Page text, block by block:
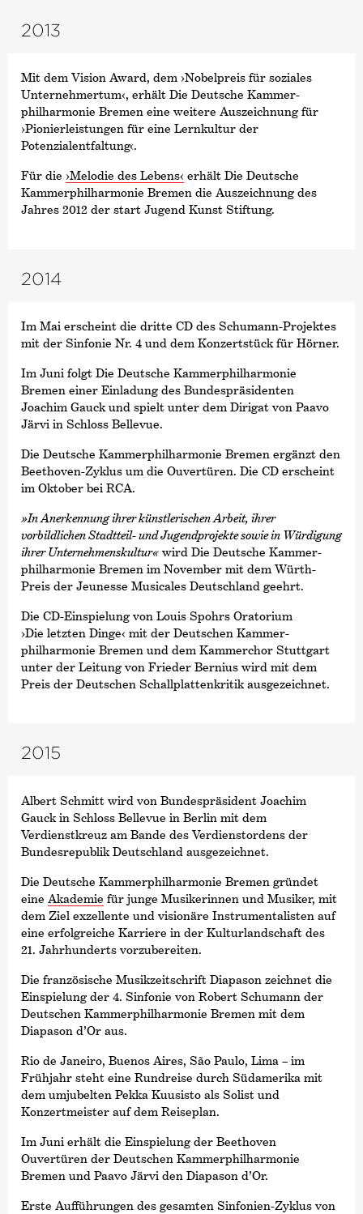
2013
Mit dem Vision Award, dem ›Nobelpreis für soziales
Unternehmertum‹, erhält Die Deutsche Kammer­
philharmonie Bremen eine weitere Auszeichnung für
›Pionierleistungen für eine Lernkultur der
Potenzialentfaltung‹.
Für die ›Melodie des Lebens‹ erhält Die Deutsche
Kammer­philharmonie Bremen die Auszeichnung des
Jahres 2012 der start Jugend Kunst Stiftung.
2014
Im Mai erscheint die dritte CD des Schumann-Projektes
mit der Sinfonie Nr. 4 und dem Konzertstück für Hörner.
Im Juni folgt Die Deutsche Kammer­philharmonie
Bremen einer Einladung des Bundespräsidenten
Joachim Gauck und spielt unter dem Dirigat von Paavo
Järvi in Schloss Bellevue.
Die Deutsche Kammer­philharmonie Bremen ergänzt den
Beethoven-Zyklus um die Ouvertüren. Die CD erscheint
im Oktober bei RCA.
»In Anerkennung ihrer künstlerischen Arbeit, ihrer
vorbildlichen Stadtteil- und Jugendprojekte sowie in Würdigung
ihrer Unternehmenskultur« wird Die Deutsche Kammer­
philharmonie Bremen im November mit dem Würth-
Preis der Jeunesse Musicales Deutschland geehrt.
Die CD-Einspielung von Louis Spohrs Oratorium
›Die letzten Dinge‹ mit der Deutschen Kammer­
philharmonie Bremen und dem Kammerchor Stuttgart
unter der Leitung von Frieder Bernius wird mit dem
Preis der Deutschen Schallplattenkritik ausgezeichnet.
2015
Albert Schmitt wird von Bundespräsident Joachim
Gauck in Schloss Bellevue in Berlin mit dem
Verdienstkreuz am Bande des Verdienstordens der
Bundesrepublik Deutschland ausgezeichnet.
Die Deutsche Kammer­philharmonie Bremen gründet
eine Akademie für junge Musikerinnen und Musiker, mit
dem Ziel exzellente und visionäre Instrumentalisten auf
eine erfolgreiche Karriere in der Kulturlandschaft des
21. Jahrhunderts vorzubereiten.
Die französische Musikzeitschrift Diapason zeichnet die
Einspielung der 4. Sinfonie von Robert Schumann der
Deutschen Kammer­philharmonie Bremen mit dem
Diapason d’Or aus.
Rio de Janeiro, Buenos Aires, São Paulo, Lima – im
Frühjahr steht eine Rundreise durch Südamerika mit
dem umjubelten Pekka Kuusisto als Solist und
Konzertmeister auf dem Reiseplan.
Im Juni erhält die Einspielung der Beethoven
Ouvertüren der Deutschen Kammer­philharmonie
Bremen und Paavo Järvi den Diapason d’Or.
Erste Aufführungen des gesamten Sinfonien-Zyklus von